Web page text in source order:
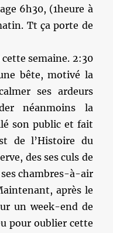
6h30, (1heure à
Tt ça porte de
semaine. 2:30
bête, motivé la
ses ardeurs
néanmoins la
son public et fait
de l’Histoire du
des ses culs de
chambres-à-air
après le
un week-end de
pour oublier cette